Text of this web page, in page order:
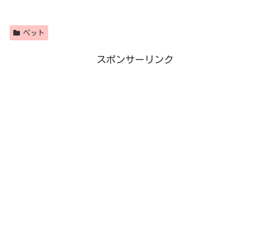
ペット
スポンサーリンク